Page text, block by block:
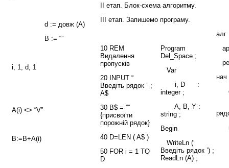
d := довж (А)
B := “”
i, 1, d, 1
A(i) <> “V”
B:=B+A(i)
ІІ етап. Блок-схема алгоритму.
ІІІ етап. Запишемо програму.
алг
d
10 REM
Видалення
пропусків
20 INPUT “
Введіть рядок ” ;
A$
30 B$ = ””
{присвоїти
порожній рядок}
40 D=LEN ( A$ )
50 FOR і = 1 TO
D
Program
Del_Space ;
Var
i, D :
integer ;
A, B, Y :
string ;
Begin
WriteLn (‘
Введіть рядок ’) ;
ReadLn (A) ;